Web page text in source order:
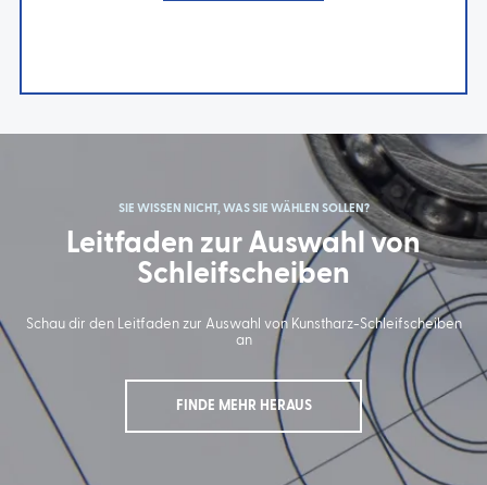
SIE WISSEN NICHT, WAS SIE WÄHLEN SOLLEN?
Leitfaden zur Auswahl von
Schleifscheiben
Schau dir den Leitfaden zur Auswahl von Kunstharz-Schleifscheiben
an
FINDE MEHR HERAUS